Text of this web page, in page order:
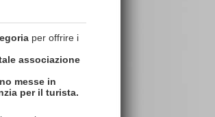
per offrire i
associazione
messe in
per il turista.